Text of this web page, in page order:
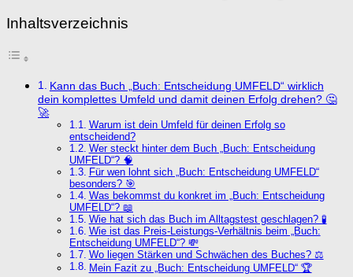
Inhaltsverzeichnis
Kann das Buch „Buch: Entscheidung UMFELD“ wirklich
dein komplettes Umfeld und damit deinen Erfolg drehen? 🤔
🚀
Warum ist dein Umfeld für deinen Erfolg so
entscheidend?
Wer steckt hinter dem Buch „Buch: Entscheidung
UMFELD“? 🧠
Für wen lohnt sich „Buch: Entscheidung UMFELD“
besonders? 🎯
Was bekommst du konkret im „Buch: Entscheidung
UMFELD“? 📖
Wie hat sich das Buch im Alltagstest geschlagen? 🧪
Wie ist das Preis-Leistungs-Verhältnis beim „Buch:
Entscheidung UMFELD“? 💸
Wo liegen Stärken und Schwächen des Buches? ⚖️
Mein Fazit zu „Buch: Entscheidung UMFELD“ 🏆